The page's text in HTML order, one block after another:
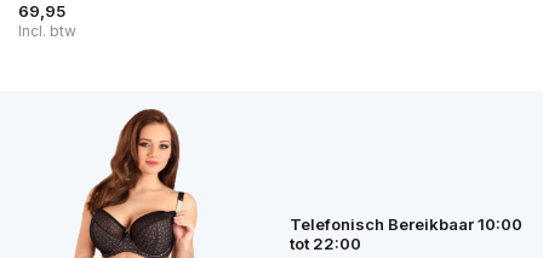
69,95
Incl. btw
Telefonisch Bereikbaar 10:00
tot 22:00